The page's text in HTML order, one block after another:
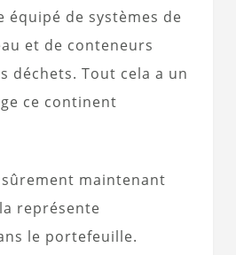
équipé de systèmes de
et de conteneurs
déchets. Tout cela a un
ce continent
maintenant
représente
le portefeuille.